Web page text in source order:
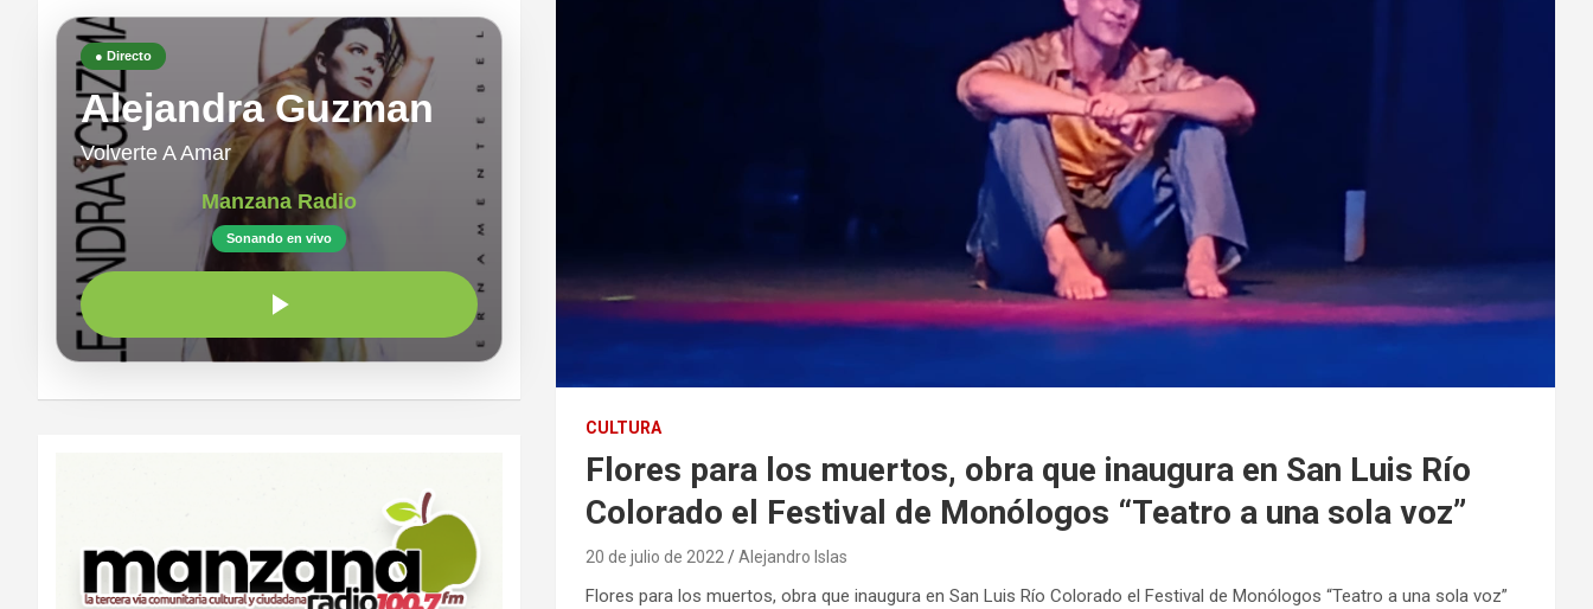
CULTURA
Flores para los muertos, obra que inaugura en San Luis Río
Colorado el Festival de Monólogos “Teatro a una sola voz”
20 de julio de 2022 Alejandro Islas
Flores para los muertos, obra que inaugura en San Luis Río Colorado el Festival de Monólogos “Teatro a una sola voz”
● Directo
Alejandra Guzman
Volverte A Amar
Manzana Radio
Sonando en vivo